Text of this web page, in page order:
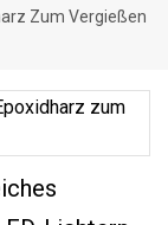
Zum Vergießen